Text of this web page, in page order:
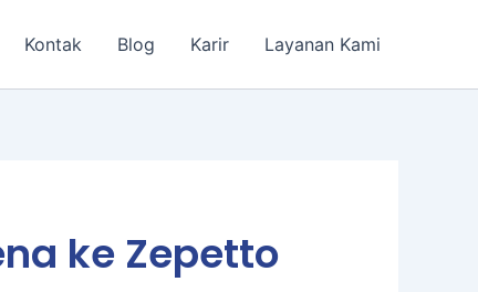
Kontak Blog Karir Layanan Kami
ke Zepetto